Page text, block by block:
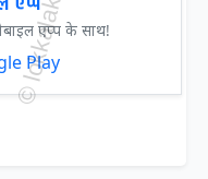
एप्प के साथ!